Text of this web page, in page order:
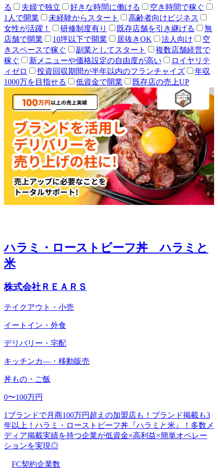
る
夫婦で独立 好きな時間に働ける
空き時間で稼ぐ
1人で開業
未経験からスタート
高齢者向けビジネス
女性が活躍！
研修制度有り 既存店舗を引き継げる
無
店舗で開業
10坪以下で開業 居抜きOK 法人向け
空
きスペースで稼ぐ
副業としてスタート
複数店舗経営で
稼ぐ
新メニューや価格設定の自由度が高い
ロイヤリテ
ィゼロ
投資回収期間が半年以内のフランチャイズ
年収
1000万を目指せる
低資金で開業 既存店の売上UP
ハラミ・ローストビーフ丼 ハラミと
米
株式会社ＲＥＡＲＳ
テイクアウト・小売
イートイン・外食
デリバリー・宅配
キッチンカ―・移動販売
丼もの・ご飯
0〜100万円
1ブランドで月商100万円超えの加盟店も！ブランド掲載も3
年以上！ハラミ・ローストビーフ丼『ハラミと米』！多数メ
ディア掲載実績を持つ企業が低資金×高利益×簡単オペレー
ションを実現◎
FC契約企業数